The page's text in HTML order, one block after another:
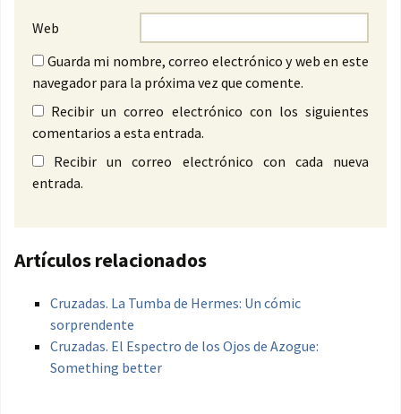
Web
Guarda mi nombre, correo electrónico y web en este
navegador para la próxima vez que comente.
Recibir un correo electrónico con los siguientes
comentarios a esta entrada.
Recibir un correo electrónico con cada nueva
entrada.
Artículos relacionados
Cruzadas. La Tumba de Hermes: Un cómic
sorprendente
Cruzadas. El Espectro de los Ojos de Azogue:
Something better